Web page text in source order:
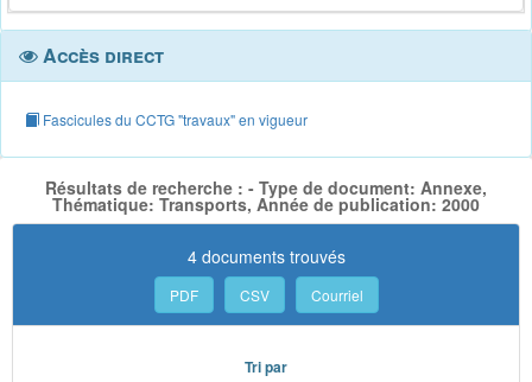
Accès direct
Fascicules du CCTG "travaux" en vigueur
Résultats de recherche : - Type de document: Annexe,
Thématique: Transports, Année de publication: 2000
4 documents trouvés
PDF CSV Courriel
Tri par